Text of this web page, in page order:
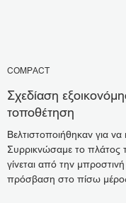
COMPACT
Σχεδίαση
τοποθέτηση
Βελτιστοποιήθηκαν για
Συρρικνώσαμε το πλάτος
γίνεται από την
πρόσβαση στο πίσω